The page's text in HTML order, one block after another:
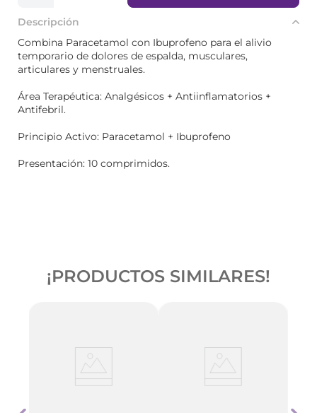
Descripción
Combina Paracetamol con Ibuprofeno para el alivio
temporario de dolores de espalda, musculares,
articulares y menstruales.
Área Terapéutica: Analgésicos + Antiinflamatorios +
Antifebril.
Principio Activo: Paracetamol + Ibuprofeno
Presentación: 10 comprimidos.
¡PRODUCTOS SIMILARES!